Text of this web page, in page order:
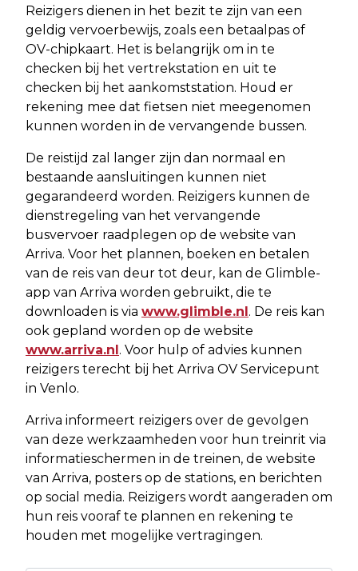
Reizigers dienen in het bezit te zijn van een
geldig vervoerbewijs, zoals een betaalpas of
OV-chipkaart. Het is belangrijk om in te
checken bij het vertrekstation en uit te
checken bij het aankomststation. Houd er
rekening mee dat fietsen niet meegenomen
kunnen worden in de vervangende bussen.
De reistijd zal langer zijn dan normaal en
bestaande aansluitingen kunnen niet
gegarandeerd worden. Reizigers kunnen de
dienstregeling van het vervangende
busvervoer raadplegen op de website van
Arriva. Voor het plannen, boeken en betalen
van de reis van deur tot deur, kan de Glimble-
app van Arriva worden gebruikt, die te
downloaden is via www.glimble.nl . De reis kan
ook gepland worden op de website
www.arriva.nl . Voor hulp of advies kunnen
reizigers terecht bij het Arriva OV Servicepunt
in Venlo.
Arriva informeert reizigers over de gevolgen
van deze werkzaamheden voor hun treinrit via
informatieschermen in de treinen, de website
van Arriva, posters op de stations, en berichten
op social media. Reizigers wordt aangeraden om
hun reis vooraf te plannen en rekening te
houden met mogelijke vertragingen.